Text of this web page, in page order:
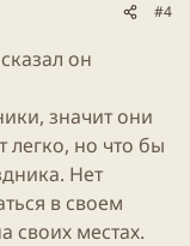
#4
он
значит они
легко, но что бы
Нет
в своем
своих местах.